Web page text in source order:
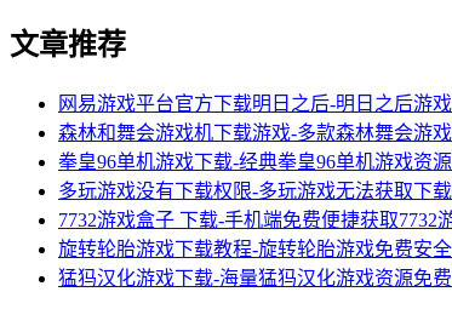
文章推荐
网易游戏平台官方下载明日之后-明日之后游
森林和舞会游戏机下载游戏-多款森林舞会游
拳皇96单机游戏下载-经典拳皇96单机游戏资
多玩游戏没有下载权限-多玩游戏无法获取下
7732游戏盒子 下载-手机端免费便捷获取7732
旋转轮胎游戏下载教程-旋转轮胎游戏免费安
猛犸汉化游戏下载-海量猛犸汉化游戏资源免